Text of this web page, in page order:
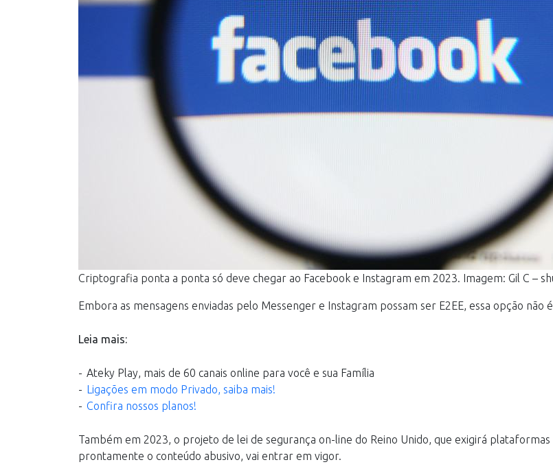
Criptografia ponta a ponta só deve chegar ao Facebook e Instagram em 2023. Imagem: Gil C –
Embora as mensagens enviadas pelo Messenger e Instagram possam ser E2EE, essa opção não
Leia mais:
Ateky Play, mais de 60 canais online para você e sua Família
Ligações em modo Privado, saiba mais!
Confira nossos planos!
Também em 2023, o projeto de lei de segurança on-line do Reino Unido, que exigirá
prontamente o conteúdo abusivo, vai entrar em vigor.